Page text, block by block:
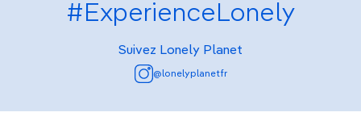
#ExperienceLonely
Suivez Lonely Planet
@lonelyplanetfr